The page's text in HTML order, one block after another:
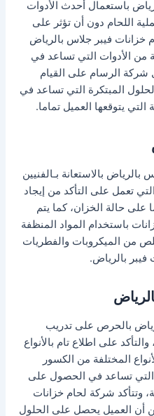
باستعمال أحدث الأدوات
اللحام دون أن تؤثر على
خزانات فيبر جلاس بالرياض
من الأدوات التي تساعد في
شركة الرسام على القيام
المبتكرة التي تساعد في
يتوقعها العميل تماما.
بالاستعانة بـالفنيين
تعمل على التأكد من إيجاد
على حالة الخزان، كما يتم
باستخدام المواد المنظفة
من الميكروبات والفطريات
فيبر بالرياض.
بالحرص على تدريب
على اطلاع تام بالأنواع
المختلفة من الكسور
التي تساعد في الحصول على
وتتأكد شركة لحام خزانات
أن العميل يحصل على الحلول